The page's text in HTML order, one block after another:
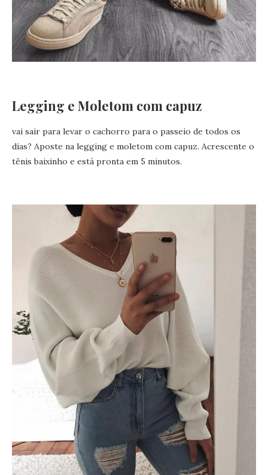
Legging e Moletom com capuz
vai sair para levar o cachorro para o passeio de todos os
dias? Aposte na legging e moletom com capuz. Acrescente o
tênis baixinho e está pronta em 5 minutos.